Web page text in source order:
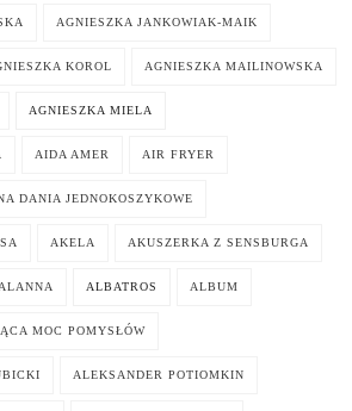
AGNIESZKA JANKOWIAK-MAIK
KOROL AGNIESZKA MAILINOWSKA
AGNIESZKA MIELA
AIDA AMER AIR FRYER
DANIA JEDNOKOSZYKOWE
AKELA AKUSZERKA Z SENSBURGA
ALANNA ALBATROS ALBUM
MOC POMYSŁÓW
ALEKSANDER POTIOMKIN